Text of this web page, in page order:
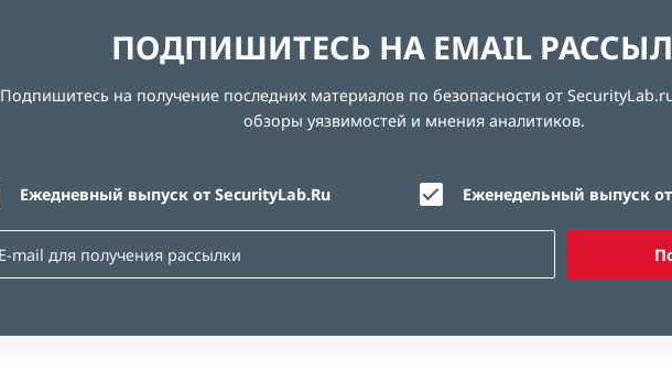
ПОДПИШИТЕСЬ НА EMAIL
Подпишитесь на получение последних материалов по безопасности от
обзоры уязвимостей и мнения аналитиков.
Ежедневный выпуск от SecurityLab.Ru Еженедельный выпуск